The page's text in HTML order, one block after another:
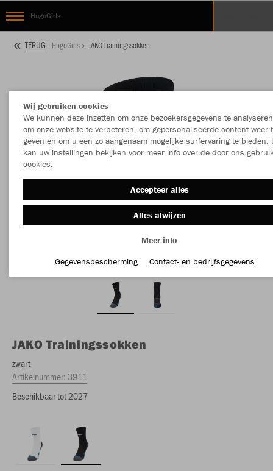
HugoGirls
TERUG HugoGirls JAKO Trainingssokken
JAKO Trainingssokken
zwart
Artikelnummer:3911
Beschikbaar tot 2027
Wij gebruiken cookies
We kunnen deze inzetten om onze bezoekersgegevens te
om onze website te verbeteren, om gepersonaliseerde content weer
geven en om u een zo aangenaam mogelijke surfervaring te bieden.
kan uw instellingen bekijken voor meer info over de door ons
cookies.
Accepteer alles
Alles afwijzen
Meer info
Gegevensbescherming
Contact- en bedrijfsgegevens